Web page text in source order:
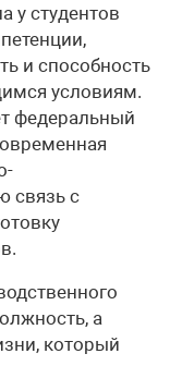
у студентов
и способность
условиям.
федеральный
связь с
а
который